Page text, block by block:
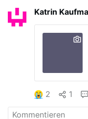
Katrin
2 1